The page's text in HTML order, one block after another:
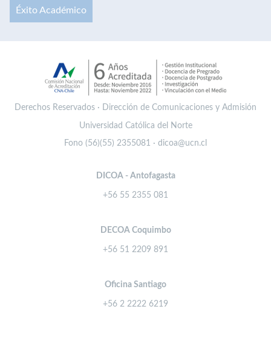
Éxito Académico
Derechos Reservados · Dirección de Comunicaciones y Admisión
Universidad Católica del Norte
Fono (56)(55) 2355081 · dicoa@ucn.cl
DICOA - Antofagasta
+56 55 2355 081
DECOA Coquimbo
+56 51 2209 891
Oficina Santiago
+56 2 2222 6219